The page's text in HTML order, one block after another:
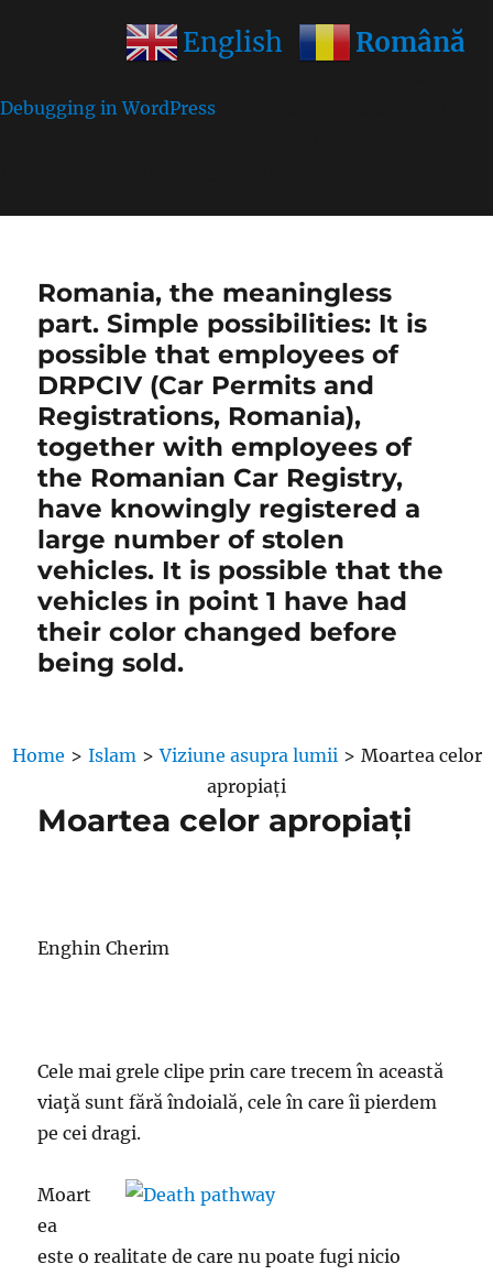
: Function wp_get_inline_script_tag was called
Debugging in WordPress
Romania, the meaningless
part. Simple possibilities: It is
possible that employees of
DRPCIV (Car Permits and
Registrations, Romania),
together with employees of
the Romanian Car Registry,
have knowingly registered a
large number of stolen
vehicles. It is possible that the
vehicles in point 1 have had
their color changed before
being sold.
Home > Islam > Viziune asupra lumii > Moartea celor
apropiați
Moartea celor apropiați
Enghin Cherim
Cele mai grele clipe prin care trecem în această
viaţă sunt fără îndoială, cele în care îi pierdem
pe cei dragi.
Moart
ea
este o realitate de care nu poate fugi nicio
English Română